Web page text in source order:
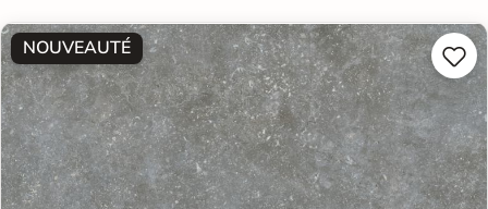
NOUVEAUTÉ 
